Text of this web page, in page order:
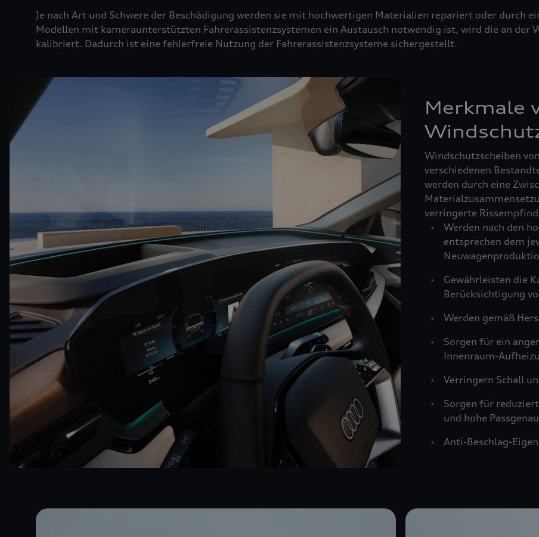
Je nach Art und Schwere der Beschädigung werden sie mit hochwertigen Materialien repariert oder durch
Modellen mit kameraunterstützten Fahrerassistenzsystemen ein Austausch notwendig ist, wird die an der
kalibriert. Dadurch ist eine fehlerfreie Nutzung der Fahrerassistenzsysteme sichergestellt.
Merkmale
Windschutzscheiben
verschiedenen
werden durch eine
verringerte
›
Werden nach den
entsprechen dem
›
Gewährleisten die
Berücksichtigung
›
Werden gemäß
›
Sorgen für ein
Innenraum-
›
Verringern Schall
›
Sorgen für
und hohe
›
Anti-Beschlag-